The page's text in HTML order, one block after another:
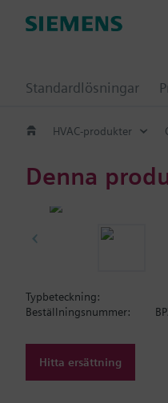
Standardlösningar
HVAC-produkter
Denna
Typbeteckning:
Beställningsnummer:
Hitta ersättning